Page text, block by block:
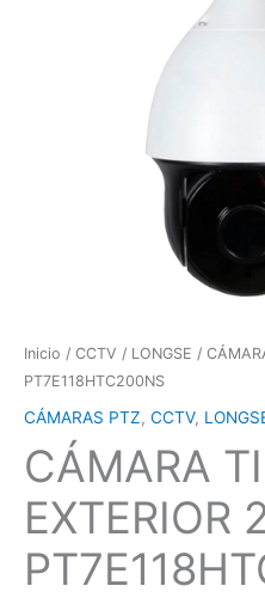
Inicio / CCTV / LONGSE /
PT7E118HTC200NS
CÁMARAS PTZ, CCTV,
CÁMARA
EXTERIOR